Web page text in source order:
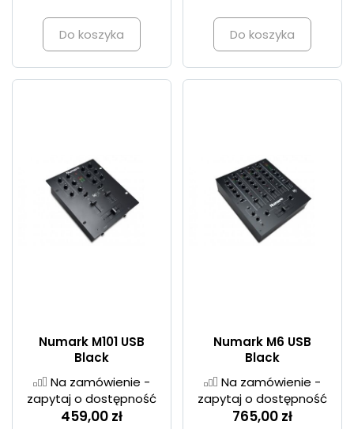
Do koszyka Do koszyka
Numark M101 USB
Black
Na zamówienie -
zapytaj o dostępność
459,00 zł
Numark M6 USB
Black
Na zamówienie -
zapytaj o dostępność
765,00 zł